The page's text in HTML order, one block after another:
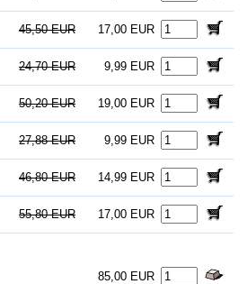
45,50 EUR 17,00 EUR
24,70 EUR 9,99 EUR
50,20 EUR 19,00 EUR
27,88 EUR 9,99 EUR
46,80 EUR 14,99 EUR
55,80 EUR 17,00 EUR
85,00 EUR